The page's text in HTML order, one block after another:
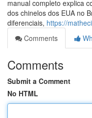
manual completo explica
dos chinelos dos EUA no
diferenciais, https://
Comments
Comments
Submit a Comment
No HTML